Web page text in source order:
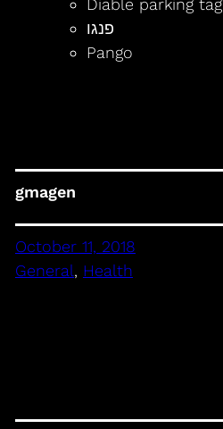
Diable parking tag
פנגו
Pango
gmagen
October 11, 2018
General, Health